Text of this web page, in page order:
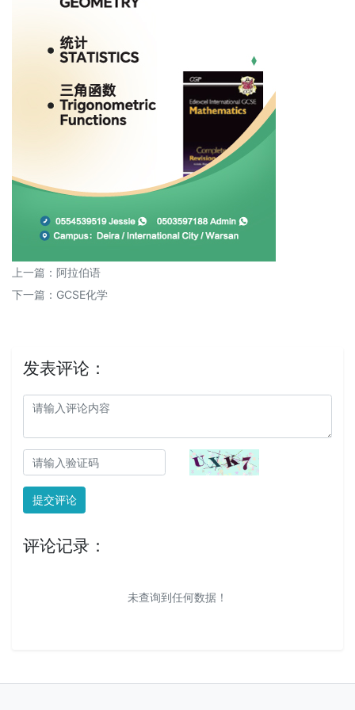
上一篇： 阿拉伯语
下一篇： GCSE化学
发表评论：
提交评论
评论记录：
未查询到任何数据！